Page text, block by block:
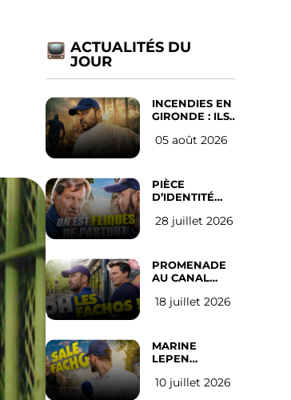
ACTUALITÉS DU
JOUR
INCENDIES EN
GIRONDE : ILS
D’ABANDONNER
05 août 2026
PIÈCE
D’IDENTITÉ
SUR LES
l’avis des
Français
28 juillet 2026
PROMENADE
AU CANAL
(les gauchistes
18 juillet 2026
MARINE
LEPEN
EN 2027 : l’avis
10 juillet 2026